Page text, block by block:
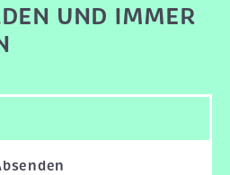
UND IMMER